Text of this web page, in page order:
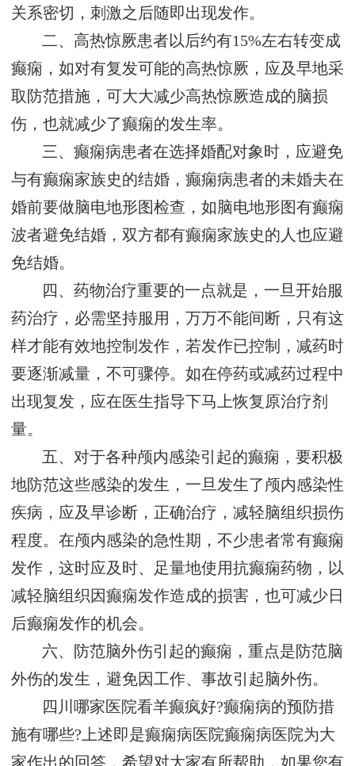
关系密切，刺激之后随即出现发作。
二、高热惊厥患者以后约有15%左右转变成
癫痫，如对有复发可能的高热惊厥，应及早地采
取防范措施，可大大减少高热惊厥造成的脑损
伤，也就减少了癫痫的发生率。
三、癫痫病患者在选择婚配对象时，应避免
与有癫痫家族史的结婚，癫痫病患者的未婚夫在
婚前要做脑电地形图检查，如脑电地形图有癫痫
波者避免结婚，双方都有癫痫家族史的人也应避
免结婚。
四、药物治疗重要的一点就是，一旦开始服
药治疗，必需坚持服用，万万不能间断，只有这
样才能有效地控制发作，若发作已控制，减药时
要逐渐减量，不可骤停。如在停药或减药过程中
出现复发，应在医生指导下马上恢复原治疗剂
量。
五、对于各种颅内感染引起的癫痫，要积极
地防范这些感染的发生，一旦发生了颅内感染性
疾病，应及早诊断，正确治疗，减轻脑组织损伤
程度。在颅内感染的急性期，不少患者常有癫痫
发作，这时应及时、足量地使用抗癫痫药物，以
减轻脑组织因癫痫发作造成的损害，也可减少日
后癫痫发作的机会。
六、防范脑外伤引起的癫痫，重点是防范脑
外伤的发生，避免因工作、事故引起脑外伤。
四川哪家医院看羊癫疯好?癫痫病的预防措
施有哪些?上述即是癫痫病医院癫痫病医院为大
家作出的回答，希望对大家有所帮助，如果您有